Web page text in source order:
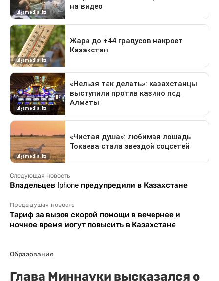
Следующая новость
Владельцев Iphone предупредили в Казахстане
Предыдущая новость
Тариф за вызов скорой помощи в вечернее и
ночное время могут повысить в Казахстане
Образование
Глава Миннауки высказался о